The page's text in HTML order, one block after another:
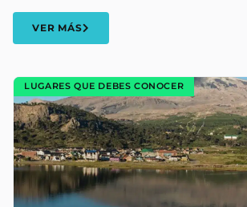
VER MÁS
LUGARES QUE DEBES CONOCER